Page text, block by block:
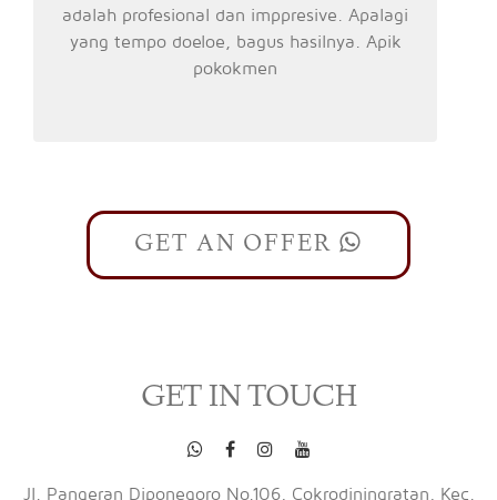
adalah profesional dan imppresive. Apalagi
yang tempo doeloe, bagus hasilnya. Apik
pokokmen
GET AN OFFER
GET IN TOUCH
Jl. Pangeran Diponegoro No.106, Cokrodiningratan, Kec.